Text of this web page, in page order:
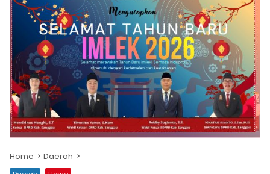
Home Daerah